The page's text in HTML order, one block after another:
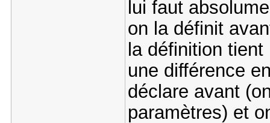
lui faut
on la définit
la définition
une différence
déclare avant
paramètres) et